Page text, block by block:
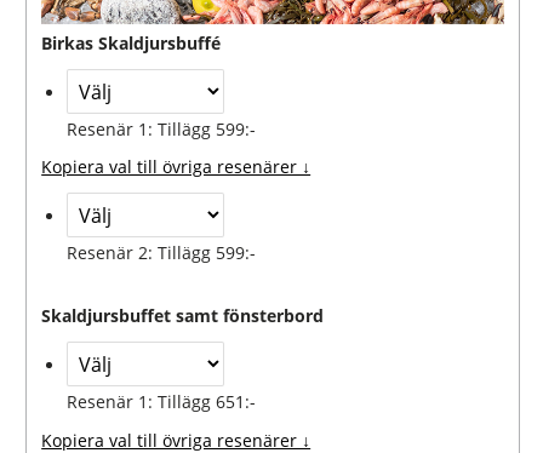
Birkas Skaldjursbuffé
Resenär 1: Tillägg 599:-
Kopiera val till övriga resenärer ↓
Resenär 2: Tillägg 599:-
Skaldjursbuffet samt fönsterbord
Resenär 1: Tillägg 651:-
Kopiera val till övriga resenärer ↓